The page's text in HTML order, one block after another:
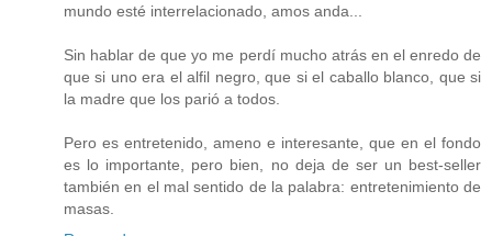
mundo esté interrelacionado, amos anda...
Sin hablar de que yo me perdí mucho atrás en el enredo de
que si uno era el alfil negro, que si el caballo blanco, que si
la madre que los parió a todos.
Pero es entretenido, ameno e interesante, que en el fondo
es lo importante, pero bien, no deja de ser un best-seller
también en el mal sentido de la palabra: entretenimiento de
masas.